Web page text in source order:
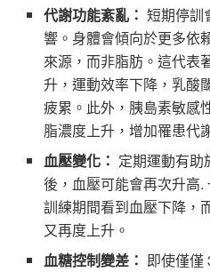
代謝功能紊亂： 短期停訓
響。身體會傾向於更多依
來源，而非脂肪。這代表
升，運動效率下降，乳酸
疲累。此外，胰島素敏感
脂濃度上升，增加罹患代
血壓變化： 定期運動有助
後，血壓可能會再次升高
訓練期間看到血壓下降，
又再度上升。
血糖控制變差： 即使僅僅